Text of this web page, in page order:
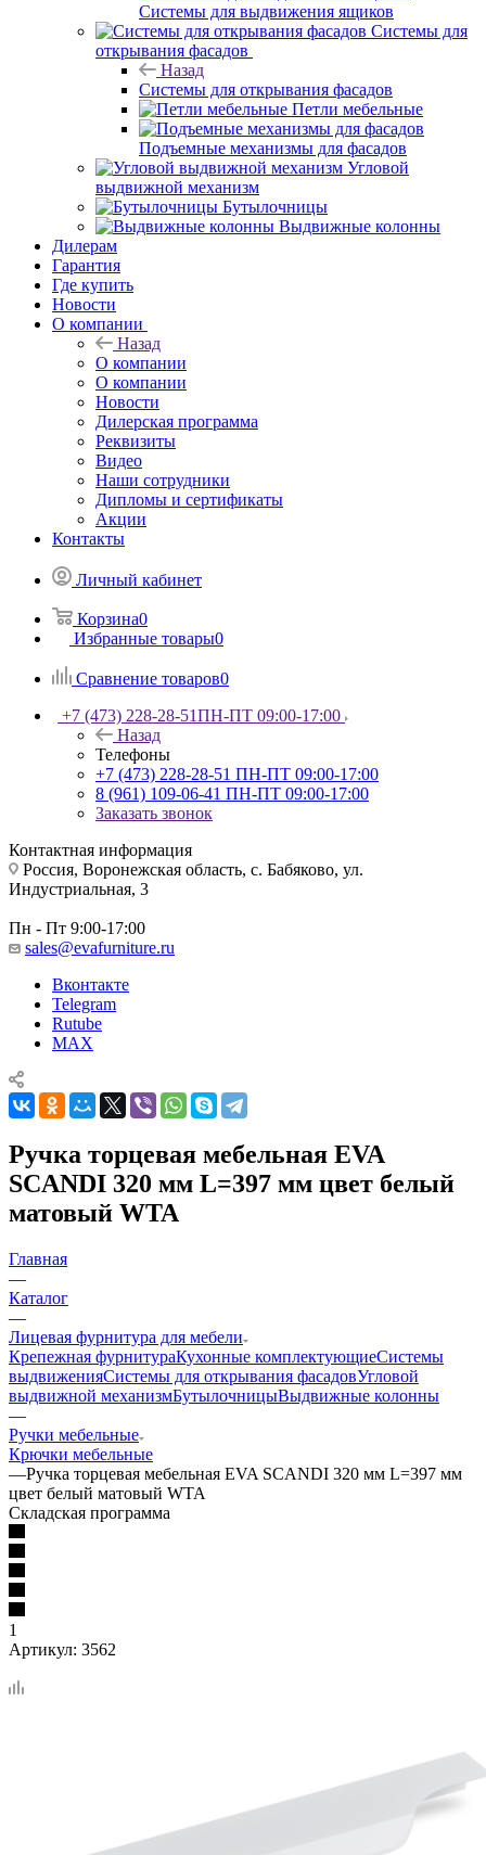
Системы для выдвижения ящиков
Системы для
открывания фасадов
Назад
Системы для открывания фасадов
Петли мебельные
Подъемные механизмы для фасадов
Угловой
выдвижной механизм
Бутылочницы
Выдвижные колонны
Дилерам
Гарантия
Где купить
Новости
О компании
Назад
О компании
О компании
Новости
Дилерская программа
Реквизиты
Видео
Наши сотрудники
Дипломы и сертификаты
Акции
Контакты
Личный кабинет
Корзина0
Избранные товары0
Сравнение товаров0
+7 (473) 228-28-51ПН-ПТ 09:00-17:00
Назад
Телефоны
+7 (473) 228-28-51 ПН-ПТ 09:00-17:00
8 (961) 109-06-41 ПН-ПТ 09:00-17:00
Заказать звонок
Контактная информация
Россия, Воронежская область, с. Бабяково, ул.
Индустриальная, 3
Пн - Пт 9:00-17:00
sales@evafurniture.ru
Вконтакте
Telegram
Rutube
MAX
Ручка торцевая мебельная EVA
SCANDI 320 мм L=397 мм цвет белый
матовый WTA
Главная
—
Каталог
—
Лицевая фурнитура для мебели
Крепежная фурнитураКухонные комплектующиеСистемы
выдвиженияСистемы для открывания фасадовУгловой
выдвижной механизмБутылочницыВыдвижные колонны
—
Ручки мебельные
Крючки мебельные
—Ручка торцевая мебельная EVA SCANDI 320 мм L=397 мм
цвет белый матовый WTA
Складская программа
1
Артикул: 3562